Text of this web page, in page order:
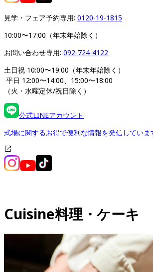
見学・フェア予約専用: 0120-19-1815
10:00〜17:00（年末年始除く）
お問い合わせ専用: 092-724-4122
土日祝 10:00〜19:00（年末年始除く）
平日 12:00〜14:00、15:00〜18:00
（火・水曜定休/祝日除く）
公式LINEアカウント
式場に関するお得で便利な情報を発信していま
Cuisine料理・ケーキ